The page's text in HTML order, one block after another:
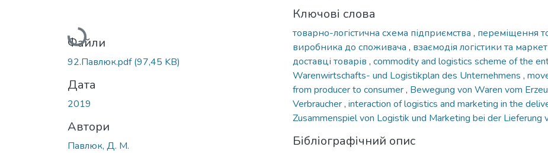
Вантажиться...
Файли
92.Павлюк.pdf(97,45 KB)
Дата
2019
Автори
Павлюк, Д. М.
Ключові слова
товарно-логістична схема підприємства , переміщення
виробника до споживача , взаємодія логістики та
доставці товарів , commodity and logistics scheme of the
Warenwirtschafts- und Logistikplan des Unternehmens ,
from producer to consumer, Bewegung von Waren vom
Verbraucher, interaction of logistics and marketing in the
Zusammenspiel von Logistik und Marketing bei der Lieferung
Бібліографічний опис